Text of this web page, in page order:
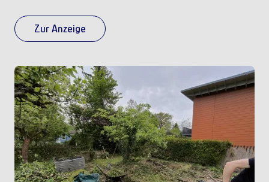
Zur Anzeige